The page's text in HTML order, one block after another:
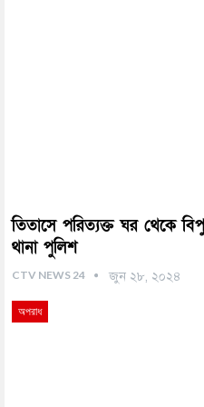
তিতাসে পরিত্যক্ত ঘর থেকে
থানা পুলিশ
CTV NEWS 24 জুন ২৮, ২০২৪
অপরাধ